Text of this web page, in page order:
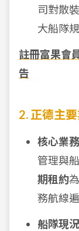
司對散
大船隊
註冊富果會
告
2. 正德主
核心業務
管理與
期租約
務航線
船隊現況